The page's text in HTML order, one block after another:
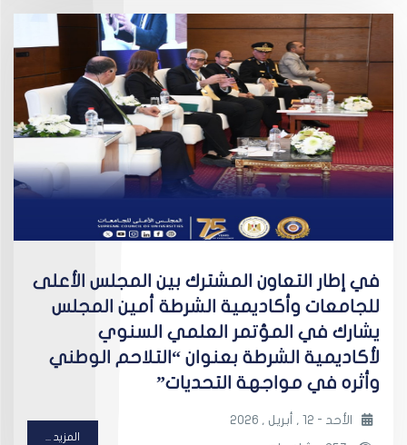
في إطار التعاون المشترك بين المجلس الأعلى
للجامعات وأكاديمية الشرطة أمين المجلس
يشارك في المؤتمر العلمي السنوي
لأكاديمية الشرطة بعنوان “التلاحم الوطني
وأثره في مواجهة التحديات”
الأحد - 12 , أبريل , 2026
المزيد ...